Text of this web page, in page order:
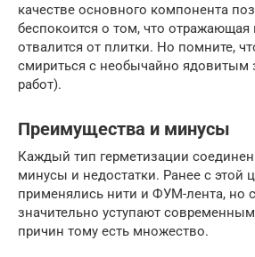
качестве основного компонента
беспокоится о том, что отражающая
отвалится от плитки. Но помните,
смириться с необычайно ядовитым
работ).
Преимущества и минусы
Каждый тип герметизации
минусы и недостатки. Ранее с этой
применялись нити и ФУМ-лента, но
значительно уступают
причин тому есть множество.